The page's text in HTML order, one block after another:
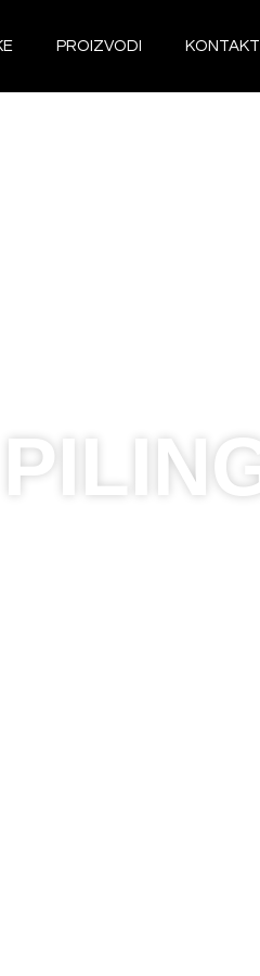
PROIZVODI KONTAKT